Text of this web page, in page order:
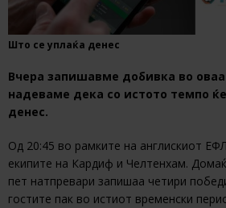
Што се уплаќа денес
Вчера запишавме добивка во оваа
надеваме дека со истото темпо
денес.
Од 20:45 во рамките на англискиот
екипите на Кардиф и Челтенхам.
пет натпревари запишаа четири
гостите пак во истиот временски